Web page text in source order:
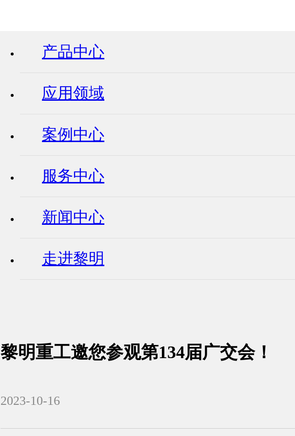
产品中心
应用领域
案例中心
服务中心
新闻中心
走进黎明
黎明重工邀您参观第134届广交会！
2023-10-16